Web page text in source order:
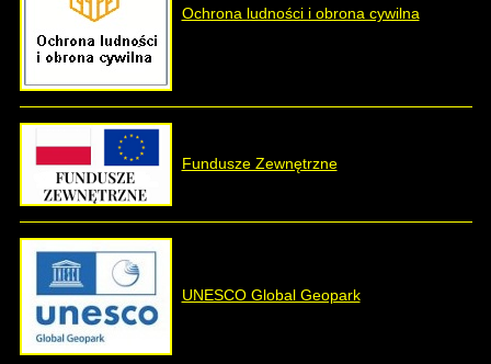
Ochrona ludności i obrona cywilna
Fundusze Zewnętrzne
UNESCO Global Geopark